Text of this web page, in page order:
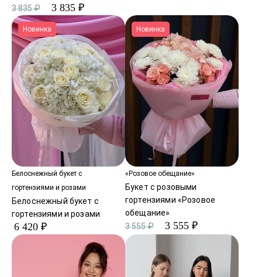
3 835 ₽
3 835 ₽
Новинка
Белоснежный букет с
гортензиями и розами
Белоснежный букет с
гортензиями и розами
6 420 ₽
Новинка
«Розовое обещание»
Букет с розовыми
гортензиями «Розовое
обещание»
3 555 ₽
3 555 ₽